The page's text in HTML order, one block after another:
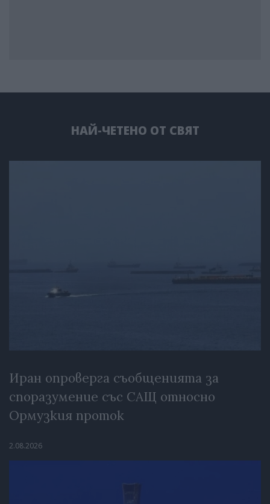
НАЙ-ЧЕТЕНО ОТ СВЯТ
Иран опроверга съобщенията за
споразумение със САЩ относно
Ормузкия проток
2.08.2026